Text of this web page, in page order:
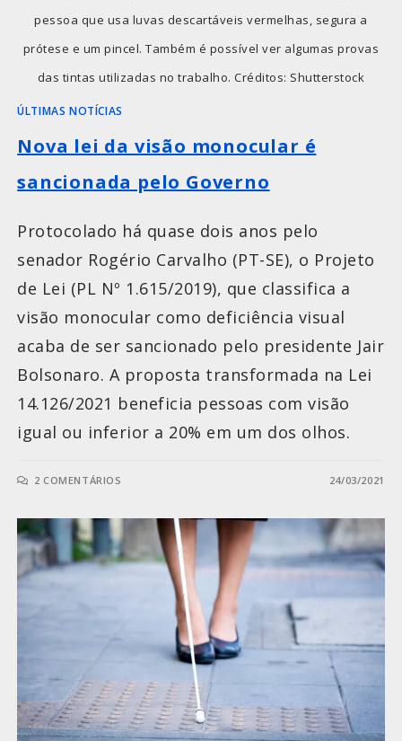
pessoa que usa luvas descartáveis vermelhas, segura a
prótese e um pincel. Também é possível ver algumas provas
das tintas utilizadas no trabalho. Créditos: Shutterstock
ÚLTIMAS NOTÍCIAS
Nova lei da visão monocular é
sancionada pelo Governo
Protocolado há quase dois anos pelo
senador Rogério Carvalho (PT-SE), o Projeto
de Lei (PL Nº 1.615/2019), que classifica a
visão monocular como deficiência visual
acaba de ser sancionado pelo presidente Jair
Bolsonaro. A proposta transformada na Lei
14.126/2021 beneficia pessoas com visão
igual ou inferior a 20% em um dos olhos.
2 COMENTÁRIOS 24/03/2021